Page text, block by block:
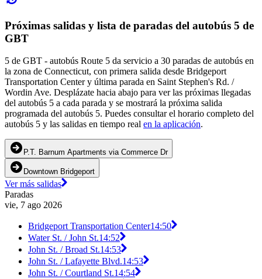
Próximas salidas y lista de paradas del autobús 5 de
GBT
5 de GBT - autobús Route 5 da servicio a 30 paradas de autobús en
la zona de Connecticut, con primera salida desde Bridgeport
Transportation Center y última parada en Saint Stephen's Rd. /
Wordin Ave. Desplázate hacia abajo para ver las próximas llegadas
del autobús 5 a cada parada y se mostrará la próxima salida
programada del autobús 5. Puedes consultar el horario completo del
autobús 5 y las salidas en tiempo real en la aplicación.
P.T. Barnum Apartments via Commerce Dr
Downtown Bridgeport
Ver más salidas
Paradas
vie, 7 ago 2026
Bridgeport Transportation Center14:50
Water St. / John St.14:52
John St. / Broad St.14:53
John St. / Lafayette Blvd.14:53
John St. / Courtland St.14:54